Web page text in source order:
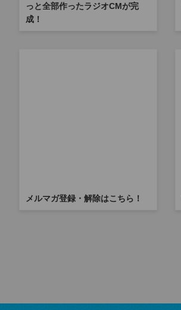
っと全部作ったラジオCMが完
成！
メルマガ登録・解除はこちら！